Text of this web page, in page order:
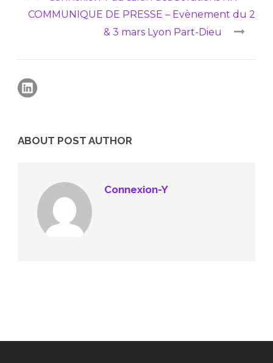
COMMUNIQUE DE PRESSE – Evènement du 2
& 3 mars Lyon Part-Dieu
ABOUT POST AUTHOR
Connexion-Y